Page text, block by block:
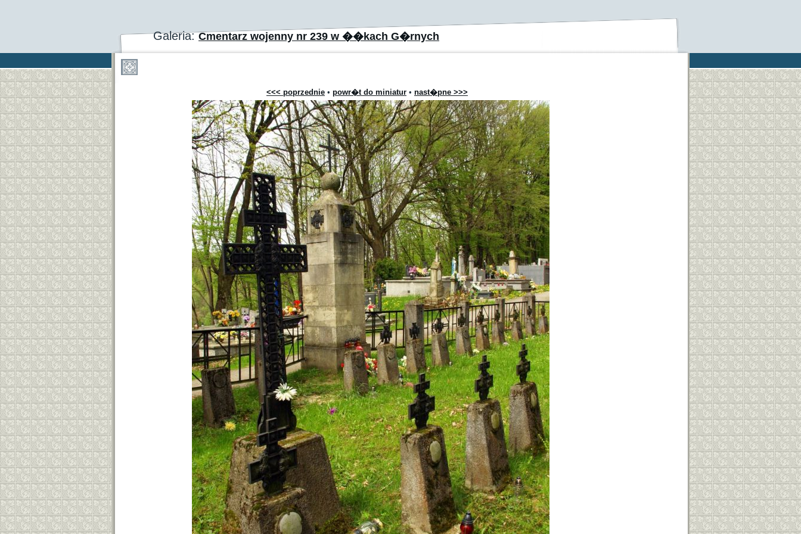
Galeria:Cmentarz wojenny nr 239 w ��kach G�rnych
<<< poprzednie • powr�t do miniatur • nast�pne >>>